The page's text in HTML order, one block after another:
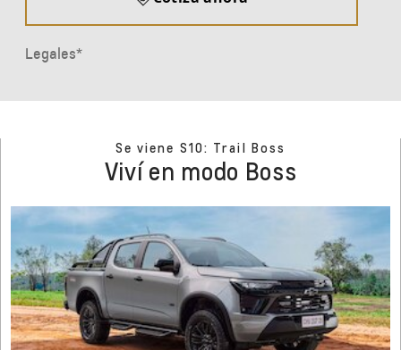
Se viene S10: Trail Boss
Viví en modo Boss